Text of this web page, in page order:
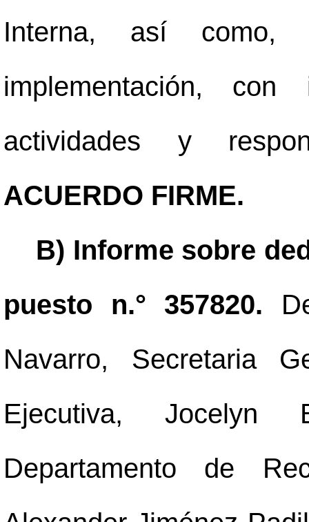
Interna, así como,
implementación,
actividades y
ACUERDO FIRME.
B) Informe sobre
puesto n.° 357820.
Navarro, Secretaria
Ejecutiva,
Departamento de